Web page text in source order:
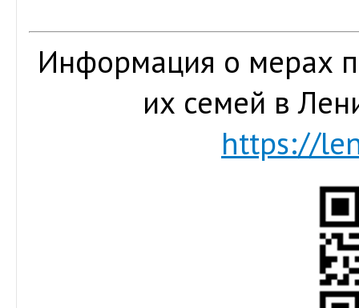
Информация о мерах
их семей в
https://